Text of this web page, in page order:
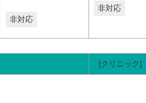
非対応
非対応
[クリニック]